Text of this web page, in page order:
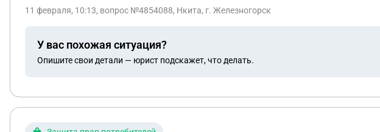
11 февраля, 10:13, вопрос №4854088, Нкита, г. Железногорск
У вас похожая ситуация?
Опишите свои детали — юрист подскажет, что делать.